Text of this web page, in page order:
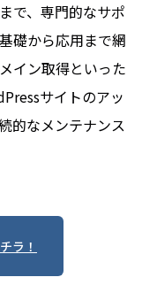
で、専門的なサポ
礎から応用まで網
イン取得といった
サイトのアッ
的なメンテナンス
ラ！